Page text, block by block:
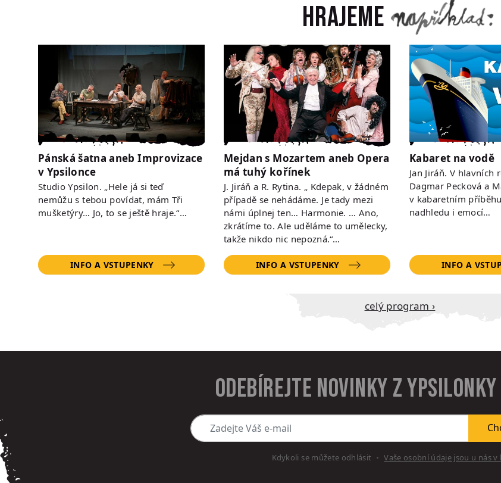
Hrajeme
Pánská šatna aneb Improvizace
v Ypsilonce
Studio Ypsilon. „Hele já si teď
nemůžu s tebou povídat, mám Tři
mušketýry… Jo, to se ještě hraje.“…
INFO A VSTUPENKY
Mejdan s Mozartem aneb Opera
má tuhý kořínek
J. Jiráň a R. Rytina. „ Kdepak, v žádném
případě se nehádáme. Je tady mezi
námi úplnej ten… Harmonie. … Ano,
zkrátíme to. Ale uděláme to umělecky,
takže nikdo nic nepozná.“…
INFO A VSTUPENKY
Kabaret na vodě
Jan Jiráň. V hlavních
Dagmar Pecková a
v kabaretním
nadhledu i emocí…
INFO A
Celý program ›
Odebírejte novinky z
Zadejte Váš e-mail
Kdykoli se můžete odhlásit Vaše osobní údaje jsou u nás v